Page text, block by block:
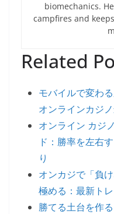
biomechanics.
campfires and
Related
モバイルで変わ
オンラインカジ
オンライン カジ
ド：勝率を左右
り
オンカジで「負
極める：最新ト
勝てる土台を作